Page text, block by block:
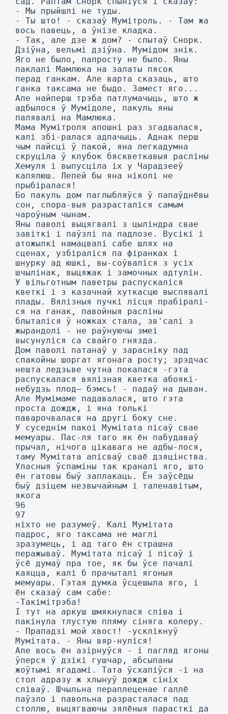
- Мы прыйшлі не туды.
- Ты што! - сказаў Мумітроль. - Там жа
вось павець, а ўнізе кладка.
- Так, але дзе ж дом? - спытаў Снорк.
Дзіўна, вельмі дзіўна. Мумідом знік.
Яго не было, папросту не было. Яны
паклалі Мамлюка на залаты пясок
перад ганкам. Але варта сказаць, што
ганка таксама не быдо. Замест яго...
Але найперш трэба патлумачыць, што ж
адбылося ў Мумідоле, пакуль яны
палявалі на Мамлюка.
Мама Мумітроля апошні раз згадвалася,
калі збі-ралася адпачыць. Аднак перш
чым пайсці ў пакой, яна легкадумна
скруціла ў клубок бяскветкавыя расліны
Хемуля і выпусціла іх у Чарадзееў
капялюш. Лепей бы яна ніколі не
прыбіралася!
Бо пакуль дом паглыбляўся ў папаўднёвы
сон, спора-выя разрасталіся самым
чароўным чынам.
Яны паволі выцягвалі з цыліндра свае
завіткі і паўзлі па падлозе. Вусікі і
атожылкі намацвалі сабе шлях на
сценах, узбіраліся па фіранках і
шнурку ад юшкі, вы-соўваліся з усіх
шчылінак, выцяжак і замочных адтулін.
У вільготным паветры распускаліся
кветкі і з казачнай хуткасцю выспявалі
плады. Вялізныя пучкі лісця прабіралі-
ся на ганак, павойныя расліны
блыталіся ў ножках стала, зв'салі з
жырандолі - не раўнуючы змеі
высунуліся са свайго гнязда.
Дом паволі патанаў у зарасніку пад
спакойны шоргат ягонага росту; зрэдчас
нешта ледзьве чутна покалася -гэта
распускалася вялізная кветка абоякі-
небудзь плод— бэмсь! - падаў на дыван.
Але Мумімаме падавалася, што гэта
проста дождж, і яна толькі
паварочвалася на другі боку сне.
У суседнім пакоі Мумітата пісаў свае
мемуары. Пас-ля таго як ён пабудаваў
прычал, нічога цікавага не адбы-лося,
таму Мумітата апісваў сваё дзяцінства.
Уласныя ўспаміны так краналі яго, што
ён гатовы быў заплакаць. Ён заўсёды
быў дзіцем незвычайным і таленавітым,
якога
96
97
ніхто не разумеў. Калі Мумітата
падрос, яго таксама не маглі
зразумець, і ад таго ён страшна
перажываў. Мумітата пісаў і пісаў і
ўсё думаў пра тое, як бы ўсе пачалі
каяцца, калі б прачыталі ягоныя
мемуары. Гэтая думка ўсцешыла яго, і
ён сказаў сам сабе:
-Такімітрэба!
I тут на аркуш шмякнулася сліва і
пакінула тлустую пляму сіняга колеру.
- Прападзі мой хвост! -усклікнуў
Мумітата. - Яны вяр-нуліся!
Але вось ён азірнуўся - і пагляд ягоны
ўперся ў дзікі гушчар, абсыпаны
жоўтымі ягадамі. Тата ўсхапіўся -і на
стол адразу ж хлынуў дождж сініх
сліваў. Шчыльна пераплеценае галлё
паўзло і павольна разрасталася пад
столлю, выцягваючы зялёныя парасткі да